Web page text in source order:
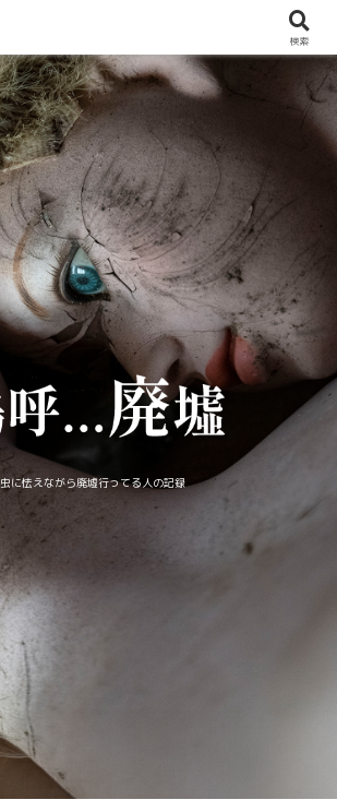
虫に怯えながら廃墟行ってる人の記録
検索